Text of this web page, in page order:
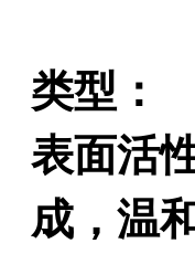
类型：
表面活
成，温